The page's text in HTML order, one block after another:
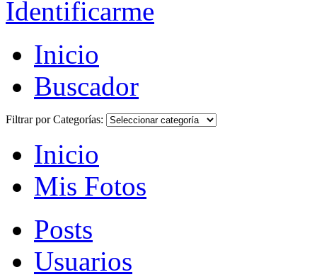
Identificarme
Inicio
Buscador
Filtrar por Categorías:
Inicio
Mis Fotos
Posts
Usuarios